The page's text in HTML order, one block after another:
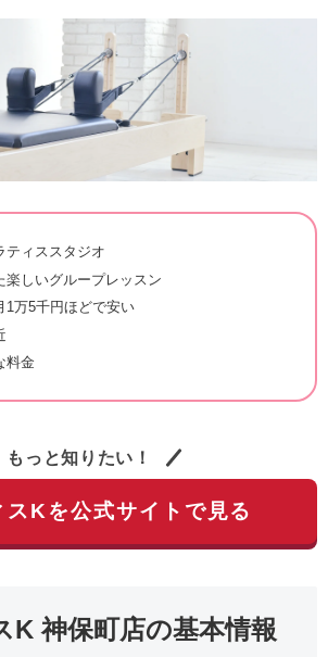
ティススタジオ
楽しいグループレッスン
1万5千円ほどで安い
料金
もっと知りたい！
スKを公式サイトで見る
K 神保町店の基本情報